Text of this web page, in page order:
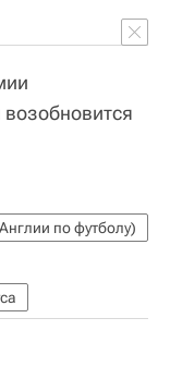
по футболу)